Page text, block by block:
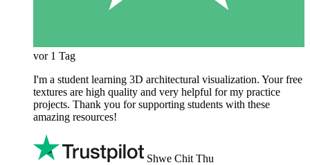
vor 1 Tag
I'm a student learning 3D architectural visualization. Your free
textures are high quality and very helpful for my practice
projects. Thank you for supporting students with these
amazing resources!
Shwe Chit Thu